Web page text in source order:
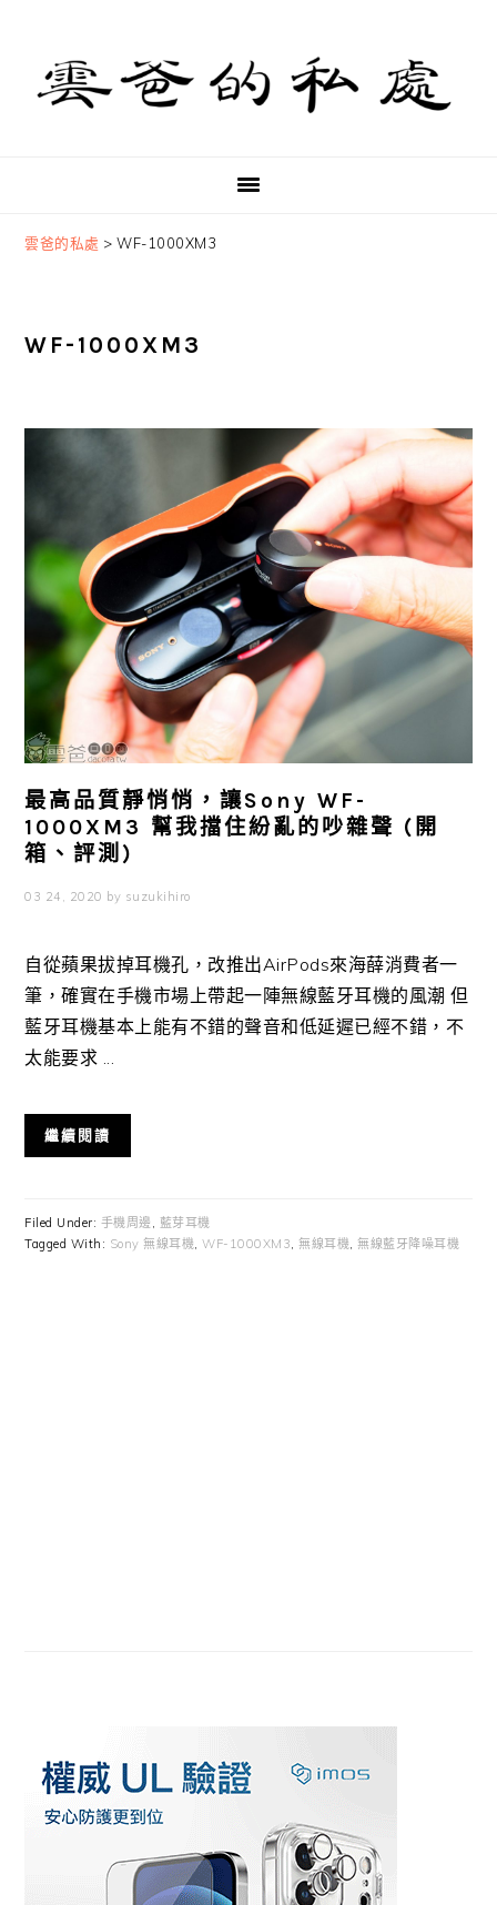
primary
navigation
content
primary
sidebar
雲爸的私處 >WF-1000XM3
WF-1000XM3
最高品質靜悄悄，讓Sony WF-
1000XM3 幫我擋住紛亂的吵雜聲 (開
箱、評測)
03 24, 2020 by suzukihiro
自從蘋果拔掉耳機孔，改推出AirPods來海薛消費者一
筆，確實在手機市場上帶起一陣無線藍牙耳機的風潮 但
藍牙耳機基本上能有不錯的聲音和低延遲已經不錯，不
太能要求 ...
繼續閱讀
Filed Under: 手機周邊 , 藍芽耳機
Tagged With: Sony 無線耳機,WF-1000XM3,無線耳機,無線藍牙降噪耳機